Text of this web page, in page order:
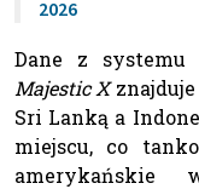
2026
Dane z systemu
Majestic Xznajduje
Sri Lanką a
miejscu, co
amerykańskie